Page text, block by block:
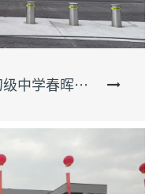
江苏省泰州中学附属初级中学春晖校区